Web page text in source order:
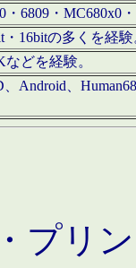
・6809・MC680x0
・16bitの多くを経
どを経験。
、Android、
プリ